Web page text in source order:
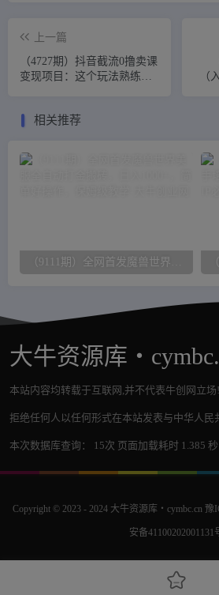
上一篇
（4727期）抖音截流0撸卖课
变现项目：这个玩法熟练之
（
相关推荐
大牛资源库・
本站内容均转载于互联网,并不代表牛创网立场!
拒绝任何人以任何形式在本站发表与中华人民
本次数据库查询： 15次 页面加载耗时 1.385
Copyright © 2023 - 2024 大牛资源库・cymbc.cn 豫
安备41100202001131